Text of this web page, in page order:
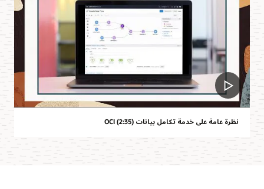
نظرة عامة على خدمة تكامل بيانات OCI (2:35)